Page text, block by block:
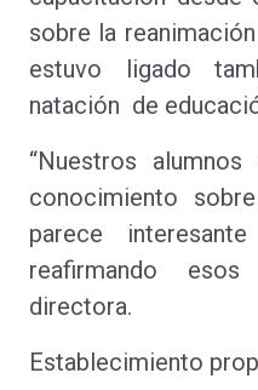
sobre la
estuvo ligado
natación de
“Nuestros
conocimiento
parece
reafirmando
directora.
Establecimiento